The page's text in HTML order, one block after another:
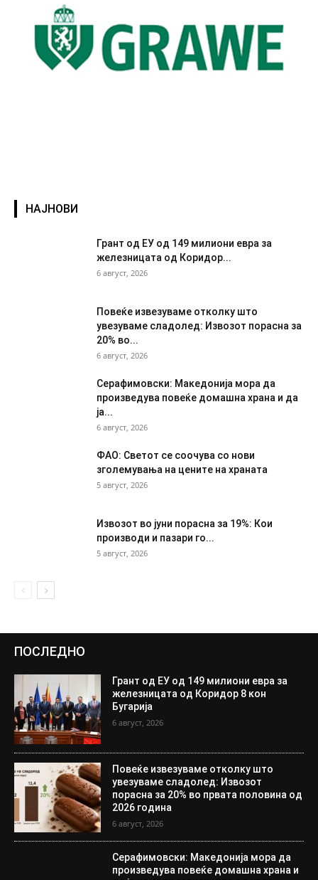
НАЈНОВИ
Грант од ЕУ од 149 милиони евра за
железницата од Коридор...
6 август, 2026
Повеќе извезуваме отколку што
увезуваме сладолед: Извозот порасна за
20% во...
6 август, 2026
Серафимовски: Македонија мора да
произведува повеќе домашна храна и да
ја...
6 август, 2026
ФАО: Светот се соочува со нови
зголемувања на цените на храната
5 август, 2026
Извозот во јуни порасна за 19%: Кои
производи и пазари го...
5 август, 2026
ПОСЛЕДНО
Грант од ЕУ од 149 милиони евра за
железницата од Коридор 8 кон
Бугарија
6 август, 2026
Повеќе извезуваме отколку што
увезуваме сладолед: Извозот
порасна за 20% во првата половина од
2026 година
6 август, 2026
Серафимовски: Македонија мора да
произведува повеќе домашна храна и